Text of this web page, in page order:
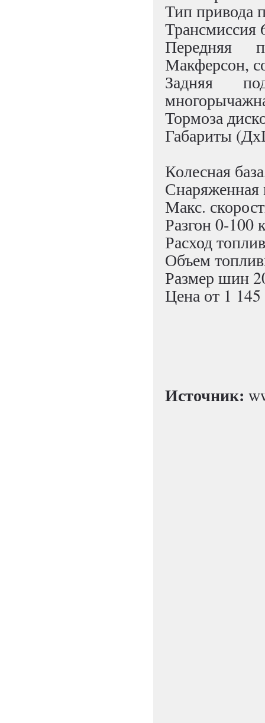
Тип привода
Трансмиссия
Передняя
Макферсон,
Задняя
Тормоза
Габариты
Колесная
Снаряженная
Макс.
Разгон 0‑100
Расход
Объем
Размер шин
Цена от 1
Источник: